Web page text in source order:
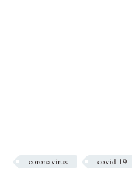
coronavirus covid-19